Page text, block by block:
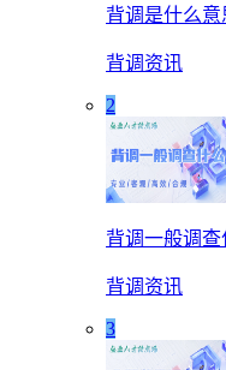
背调是什么
背调资讯
2
背调一般调查
背调资讯
3